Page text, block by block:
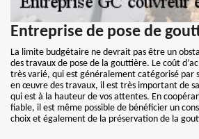
Entreprise de pose de
La limite budgétaire ne devrait pas être un
des travaux de pose de la gouttière. Le coût
très varié, qui est généralement catégorisé par
en œuvre des travaux, il est très important de
qui est à la hauteur de vos attentes. En
fiable, il est même possible de bénéficier un
choix et également de la préservation de la